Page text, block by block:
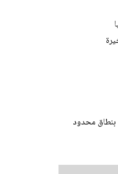
بنطاق محدود